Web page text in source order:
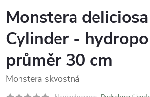
Monstera
Cylinder -
průměr 30 cm
Monstera skvostná